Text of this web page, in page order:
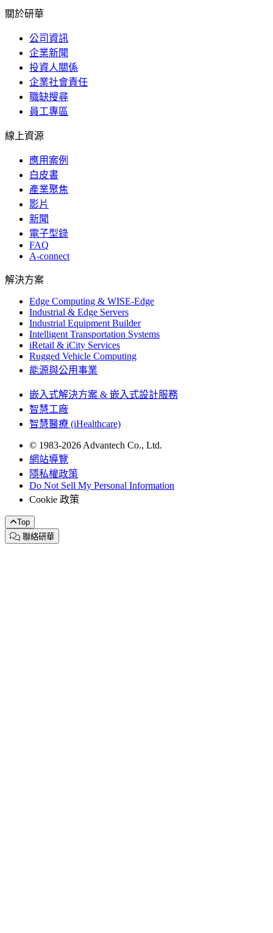
關於研華
公司資訊
企業新聞
投資人關係
企業社會責任
職缺搜尋
員工專區
線上資源
應用案例
白皮書
產業聚焦
影片
新聞
電子型錄
FAQ
A-connect
解決方案
Edge Computing & WISE-Edge
Industrial & Edge Servers
Industrial Equipment Builder
Intelligent Transportation Systems
iRetail & iCity Services
Rugged Vehicle Computing
能源與公用事業
嵌入式解決方案 & 嵌入式設計服務
智慧工廠
智慧醫療 (iHealthcare)
© 1983-2026 Advantech Co., Ltd.
網站導覽
隱私權政策
Do Not Sell My Personal Information
Cookie 政策
Top
聯絡研華